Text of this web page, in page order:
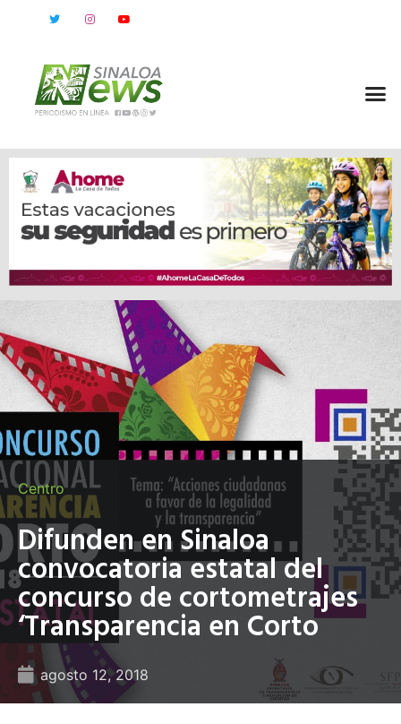
Centro
Difunden en Sinaloa
convocatoria estatal del
concurso de cortometrajes
‘Transparencia en Corto
agosto 12, 2018